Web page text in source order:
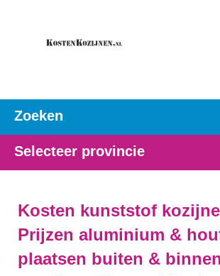
Zoeken
Selecteer provincie
Kosten kunststof
Prijzen aluminium &
plaatsen buiten &